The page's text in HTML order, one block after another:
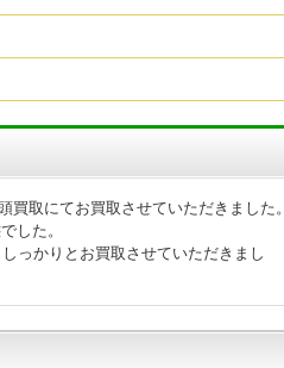
取にてお買取させていただきました。
した。
っかりとお買取させていただきまし